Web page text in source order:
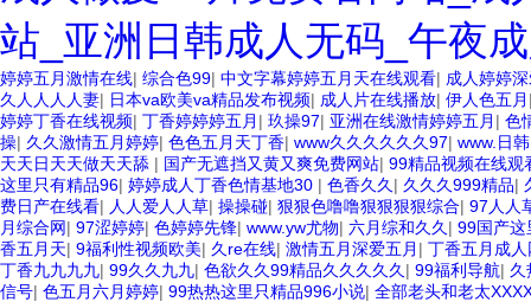
站_亚洲日韩成人无码_午夜
婷婷五月激情在线| 综合色99| 中文字幕婷婷五月天在线观看| 成人婷婷
久人人人人妻| 日本va欧美va精品发布视频| 成人片在线播放| 伊人色五月
婷婷丁香在线视频| 丁香婷婷婷五月 | 玖操97| 亚洲在线激情婷婷五月 | 色
操| 久久激情五月婷婷| 色色五月天丁香| www久久久久久久97| www.日
天天日天天做天天舔 | 国产无遮挡又黄又爽免费网站| 99精品视频在线观
这里只有精品96| 婷婷成人丁香色情基地30 | 色香久久 | 久久久999精品|
费日产在线看| 人人爱人人草| 操操碰| 狠狠色噜噜狠狠狠狠综合| 97人人
月综合网| 97涩婷婷| 色婷婷先锋| www.yw尤物| 六月综和久久 | 99国产这
香五月天| 9福利性视频欧美| 久re在线| 激情五月深爱五月 | 丁香五月成人
丁香九九九九| 99久久九九| 色欲久久99精品久久久久久 | 99福利导航| 久
信号| 色五月六月婷婷| 99热热这里只精品996小说| 全部老头和老太